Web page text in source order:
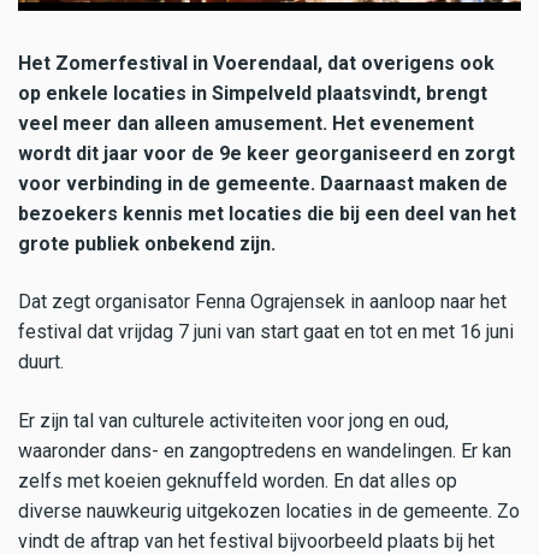
Het Zomerfestival in Voerendaal, dat overigens ook
op enkele locaties in Simpelveld plaatsvindt, brengt
veel meer dan alleen amusement. Het evenement
wordt dit jaar voor de 9e keer georganiseerd en zorgt
voor verbinding in de gemeente. Daarnaast maken de
bezoekers kennis met locaties die bij een deel van het
grote publiek onbekend zijn.
Dat zegt organisator Fenna Ograjensek in aanloop naar het
festival dat vrijdag 7 juni van start gaat en tot en met 16 juni
duurt.
Er zijn tal van culturele activiteiten voor jong en oud,
waaronder dans- en zangoptredens en wandelingen. Er kan
zelfs met koeien geknuffeld worden. En dat alles op
diverse nauwkeurig uitgekozen locaties in de gemeente. Zo
vindt de aftrap van het festival bijvoorbeeld plaats bij het